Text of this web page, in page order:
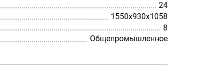
24
1550х930х1058
8
Общепромышленное